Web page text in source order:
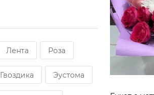
Лента Роза
Гвоздика Эустома